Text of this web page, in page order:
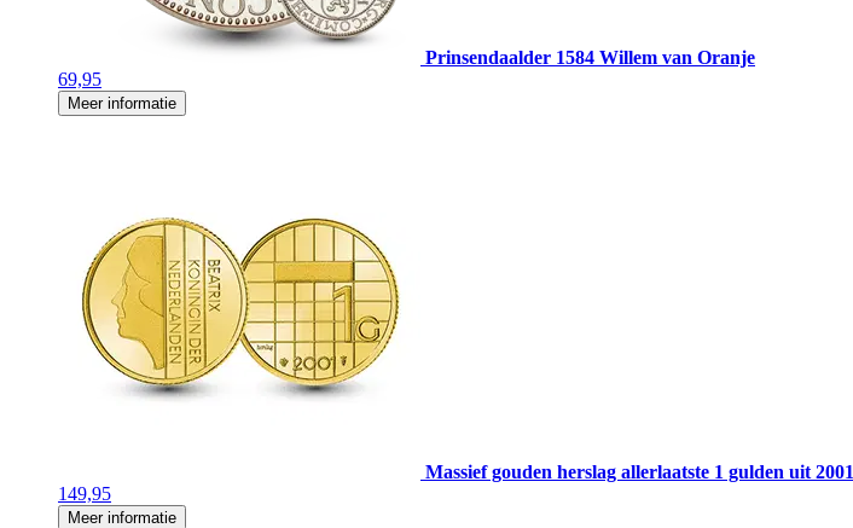
Prinsendaalder 1584 Willem van Oranje
69,95
Meer informatie
Massief gouden herslag allerlaatste 1 gulden uit 2001
149,95
Meer informatie